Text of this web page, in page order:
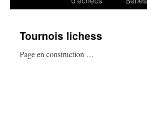
Tournois lichess
Page en construction …